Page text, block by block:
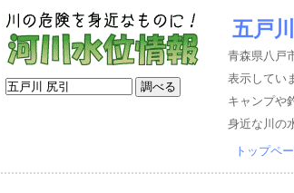
五戸
青森県八戸
表示してい
キャンプや
身近な川の
トップペ